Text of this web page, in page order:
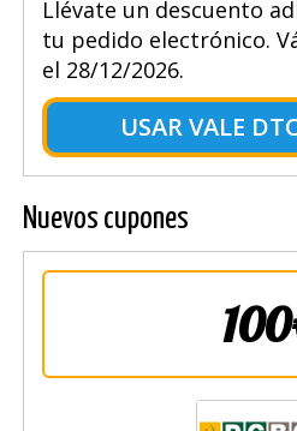
Llévate un descuento
tu pedido electrónico.
el 28/12/2026.
USAR VALE
Nuevos cupones